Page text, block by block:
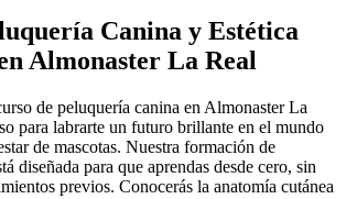
Canina y Estética
Almonaster La Real
de peluquería canina en Almonaster La
para labrarte un futuro brillante en el mundo
de mascotas. Nuestra formación de
diseñada para que aprendas desde cero, sin
previos. Conocerás la anatomía cutánea